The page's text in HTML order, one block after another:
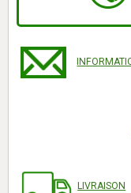
LIVRAISON